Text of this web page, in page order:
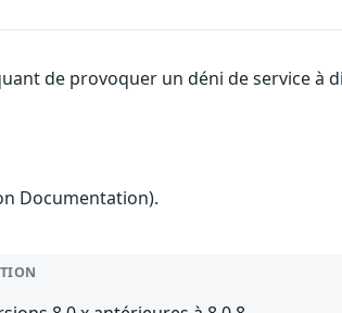
de provoquer un déni de service à
Documentation).